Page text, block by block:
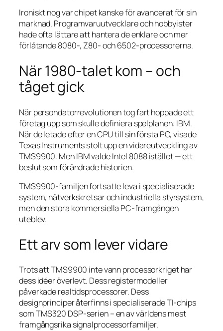
Ironiskt nog var chipet kanskeför avanceratför sin
marknad. Programvaruutvecklare och hobbyister
hade ofta lättare att hantera de enklare och mer
förlåtande 8080-, Z80- och 6502-processorerna.
När 1980-talet kom – och
tåget gick
När persondatorrevolutionen tog fart hoppade ett
företag upp som skulle definiera spelplanen: IBM.
När de letade efter en CPU till sin första PC, visade
Texas Instruments stolt upp en vidareutveckling av
TMS9900. Men IBM valde Intel 8088 istället — ett
beslut som förändrade historien.
TMS9900-familjen fortsatte leva i specialiserade
system, nätverkskretsar och industriella styrsystem,
men den stora kommersiella PC-framgången
uteblev.
Ett arv som lever vidare
Trots att TMS9900 inte vann processorkriget har
dess idéer överlevt. Dess registermodeller
påverkade realtidsprocessorer. Dess
designprinciper återfinns i specialiserade TI-chips
som TMS320 DSP-serien – en av världens mest
framgångsrika signalprocessorfamiljer.